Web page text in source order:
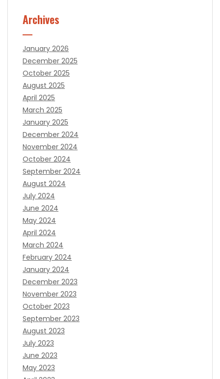
Archives
January 2026
December 2025
October 2025
August 2025
April 2025
March 2025
January 2025
December 2024
November 2024
October 2024
September 2024
August 2024
July 2024
June 2024
May 2024
April 2024
March 2024
February 2024
January 2024
December 2023
November 2023
October 2023
September 2023
August 2023
July 2023
June 2023
May 2023